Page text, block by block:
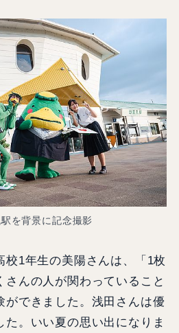
を背景に記念撮影
1年生の美陽さんは、「1枚
さんの人が関わっていること
ができました。浅田さんは優
た。いい夏の思い出になりま